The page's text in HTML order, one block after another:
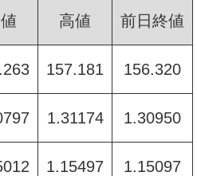
高値 前日終値
157.181 156.320
1.31174 1.30950
1.15497 1.15097